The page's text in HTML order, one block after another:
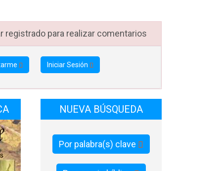
una
el
registrado para realizar comentarios
Iniciar Sesión
NUEVA BÚSQUEDA
Por palabra(s) clave